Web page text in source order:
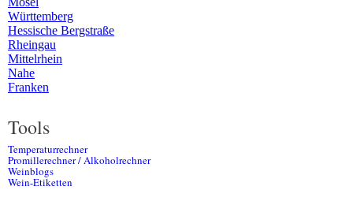
Württemberg
Hessische Bergstraße
Rheingau
Mittelrhein
Nahe
Franken
Tools
Temperaturrechner
Promillerechner / Alkoholrechner
Weinblogs
Wein-Etiketten